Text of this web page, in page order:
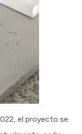
el proyecto se